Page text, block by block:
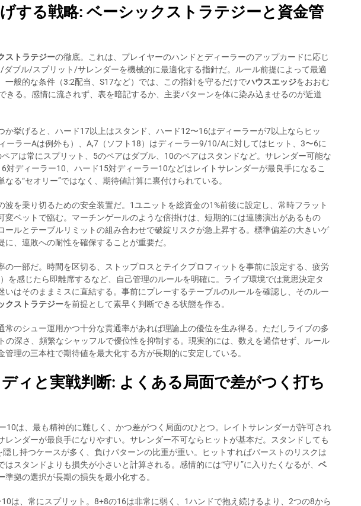
する戦略: ベーシックストラテジーと資金管
ストラテジーの徹底。これは、プレイヤーのハンドとディーラーのアップカードに応じ
ブル/スプリット/サレンダーを機械的に最適化する指針だ。ルール前提によって最適
一般的な条件（3:2配当、S17など）では、この指針を守るだけでハウスエッジをおおむ
きる。感情に流されず、表を暗記するか、主要パターンを体に染み込ませるのが近道
か挙げると、ハード17以上はスタンド、ハード12〜16はディーラーが7以上ならヒッ
ーラーAは例外も）、A,7（ソフト18）はディーラー9/10/Aに対してはヒット、3〜6に
アは常にスプリット、5のペアはダブル、10のペアはスタンドなど。サレンダー可能な
対ディーラー10、ハード15対ディーラー10などはレイトサレンダーが最良手になるこ
なる“セオリー”ではなく、期待値計算に裏付けられている。
波を乗り切るための安全装置だ。1ユニットを総資金の1%前後に設定し、常時フラット
変ベットで臨む。マーチンゲールのような倍掛けは、短期的には連勝演出があるもの
ールとテーブルリミットの組み合わせで破綻リスクが急上昇する。標準偏差の大きいゲ
に、連敗への耐性を確保することが重要だ。
の一部だ。時間を区切る、ストップロスとテイクプロフィットを事前に設定する、疲労
を感じたら即離席するなど、自己管理のルールを明確に。ライブ環境では意思決定タ
いはそのままミスに直結する。事前にプレーするテーブルのルールを確認し、そのルー
クストラテジーを前提として素早く判断できる状態を作る。
常のシュー運用かつ十分な貫通率があれば理論上の優位を生み得る。ただしライブの多
の深さ、頻繁なシャッフルで優位性を抑制する。現実的には、数えを過信せず、ルール
管理の三本柱で期待値を最大化する方が長期的に安定している。
ィと実戦判断: よくある局面で差がつく打ち
10は、最も精神的に難しく、かつ差がつく局面のひとつ。レイトサレンダーが許可され
レンダーが最良手になりやすい。サレンダー不可ならヒットが基本だ。スタンドしても
し持つケースが多く、負けパターンの比重が重い。ヒットすればバーストのリスクは
はスタンドよりも損失が小さいと計算される。感情的には“守り”に入りたくなるが、 ベ
準拠の選択が長期の損失を最小化する。
は、常にスプリット。8+8の16は非常に弱く、1ハンドで抱え続けるより、2つの8から